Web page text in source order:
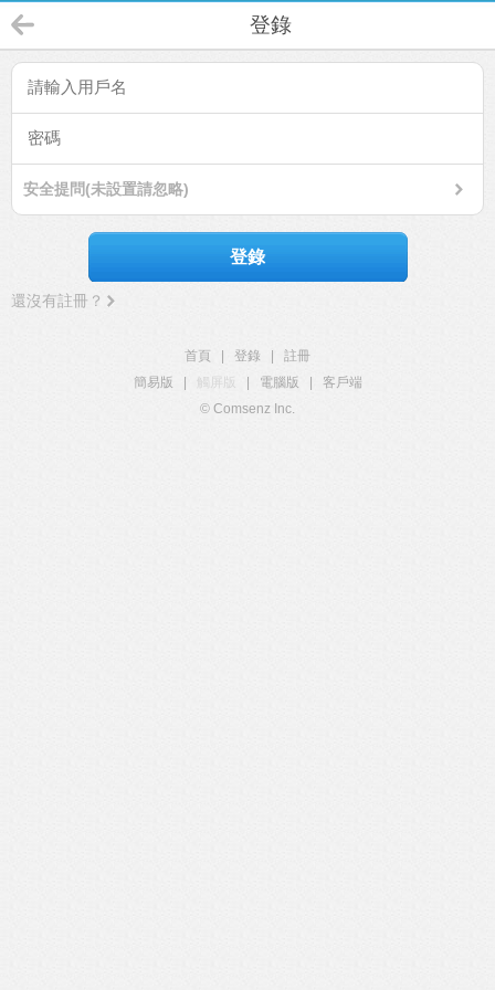
登錄
安全提問(未設置請忽略)
登錄
還沒有註冊？
首頁 登錄
註冊
簡易版
觸屏版 電腦版
客戶端
© Comsenz Inc.